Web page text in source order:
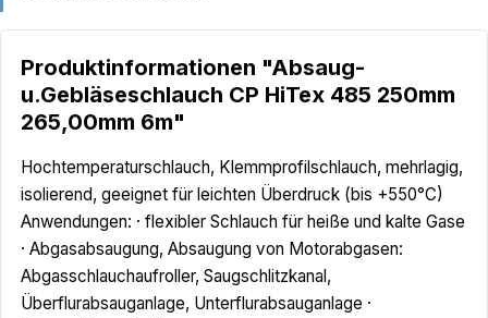
Produktinformationen "Absaug-
u.Gebläseschlauch CP HiTex 485 250mm
265,00mm 6m"
Hochtemperaturschlauch, Klemmprofilschlauch, mehrlagig,
isolierend, geeignet für leichten Überdruck (bis +550°C)
Anwendungen: · flexibler Schlauch für heiße und kalte Gase
· Abgasabsaugung, Absaugung von Motorabgasen:
Abgasschlauchaufroller, Saugschlitzkanal,
Überflurabsauganlage, Unterflurabsauganlage ·